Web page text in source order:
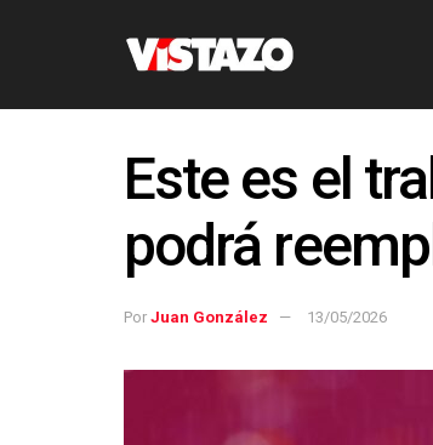
Este es el
podrá
Por Juan González 13/05/2026